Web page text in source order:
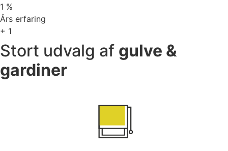
1 %
Års erfaring
+ 1
Stort udvalg af gulve &
gardiner